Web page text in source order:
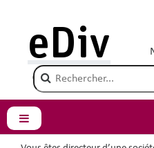
Champ de recherche
eDiv
Panneau latéral
Vous êtes ici :
Des